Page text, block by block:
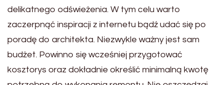
delikatnego odświeżenia. W tym celu warto
zaczerpnąć inspiracji z internetu bądź udać się po
poradę do architekta. Niezwykle ważny jest sam
budżet. Powinno się wcześniej przygotować
kosztorys oraz dokładnie określić minimalną kwotę